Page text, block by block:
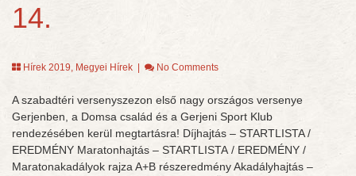
14.
Hírek 2019, Megyei Hírek No Comments
A szabadtéri versenyszezon első nagy országos versenye
Gerjenben, a Domsa család és a Gerjeni Sport Klub
rendezésében kerül megtartásra! Díjhajtás – STARTLISTA /
EREDMÉNY Maratonhajtás – STARTLISTA / EREDMÉNY /
Maratonakadályok rajza A+B részeredmény Akadályhajtás –